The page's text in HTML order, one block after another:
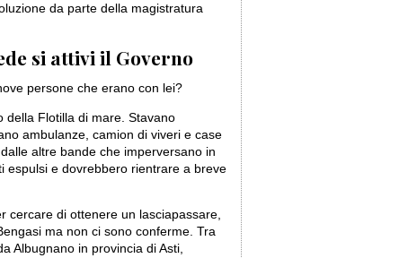
da parte della magistratura
si attivi il Governo
persone che erano con lei?
della Flotilla di mare. Stavano
ambulanze, camion di viveri e case
altre bande che imperversano in
espulsi e dovrebbero rientrare a breve
cercare di ottenere un lasciapassare,
ma non ci sono conferme. Tra
Albugnano in provincia di Asti,